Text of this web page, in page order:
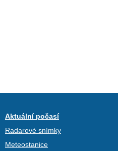
Aktuální počasí
Radarové snímky
Meteostanice